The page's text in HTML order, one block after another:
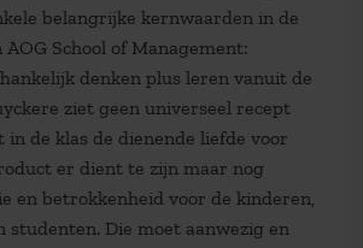
belangrijke kernwaarden in de
School of Management:
denken plus leren vanuit de
ziet geen universeel recept
in de klas de dienende liefde voor
er dient te zijn maar nog
en betrokkenheid voor de kinderen,
studenten. Die moet aanwezig en